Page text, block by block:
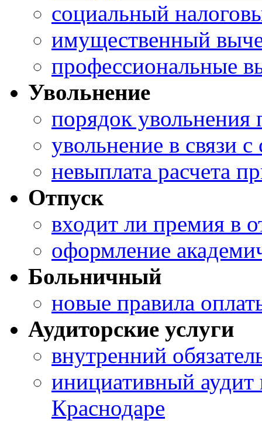
социальный
имущественный
профессиональные
Увольнение
порядок увольнения
увольнение в связи
невыплата расчета
Отпуск
входит ли премия в
оформление
Больничный
новые правила
Аудиторские услуги
внутренний
инициативный
Краснодаре